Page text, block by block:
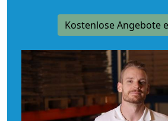
Kostenlose Angebote